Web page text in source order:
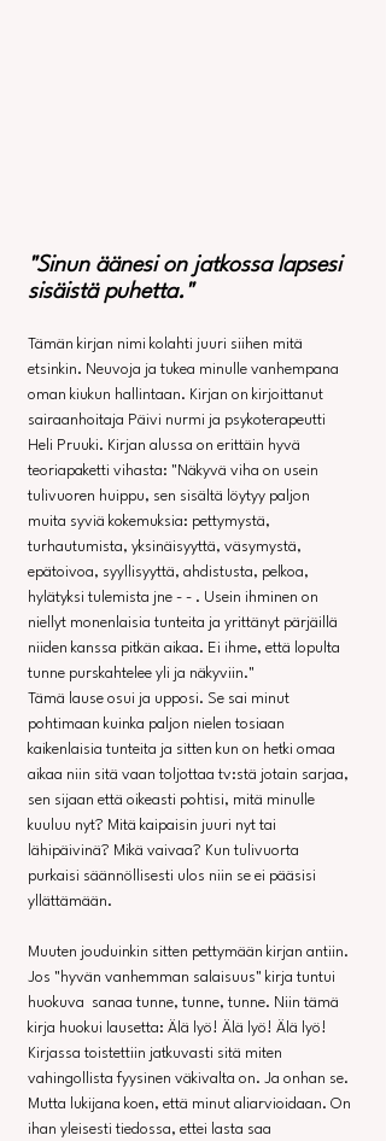
"Sinun äänesi on jatkossa lapsesi
sisäistä puhetta."
Tämän kirjan nimi kolahti juuri siihen mitä
etsinkin. Neuvoja ja tukea minulle vanhempana
oman kiukun hallintaan. Kirjan on kirjoittanut
sairaanhoitaja Päivi nurmi ja psykoterapeutti
Heli Pruuki. Kirjan alussa on erittäin hyvä
teoriapaketti vihasta: "Näkyvä viha on usein
tulivuoren huippu, sen sisältä löytyy paljon
muita syviä kokemuksia: pettymystä,
turhautumista, yksinäisyyttä, väsymystä,
epätoivoa, syyllisyyttä, ahdistusta, pelkoa,
hylätyksi tulemista jne - - . Usein ihminen on
niellyt monenlaisia tunteita ja yrittänyt pärjäillä
niiden kanssa pitkän aikaa. Ei ihme, että lopulta
tunne purskahtelee yli ja näkyviin."
Tämä lause osui ja upposi. Se sai minut
pohtimaan kuinka paljon nielen tosiaan
kaikenlaisia tunteita ja sitten kun on hetki omaa
aikaa niin sitä vaan toljottaa tv:stä jotain sarjaa,
sen sijaan että oikeasti pohtisi, mitä minulle
kuuluu nyt? Mitä kaipaisin juuri nyt tai
lähipäivinä? Mikä vaivaa? Kun tulivuorta
purkaisi säännöllisesti ulos niin se ei pääsisi
yllättämään.
Muuten jouduinkin sitten pettymään kirjan antiin.
Jos "hyvän vanhemman salaisuus" kirja tuntui
huokuva  sanaa tunne, tunne, tunne. Niin tämä
kirja huokui lausetta: Älä lyö! Älä lyö! Älä lyö!
Kirjassa toistettiin jatkuvasti sitä miten
vahingollista fyysinen väkivalta on. Ja onhan se.
Mutta lukijana koen, että minut aliarvioidaan. On
ihan yleisesti tiedossa, ettei lasta saa